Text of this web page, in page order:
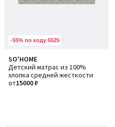
-55% по коду 5525
SO'HOME
Детский матрас из 100%
хлопка средней жесткости
от15000 ₽